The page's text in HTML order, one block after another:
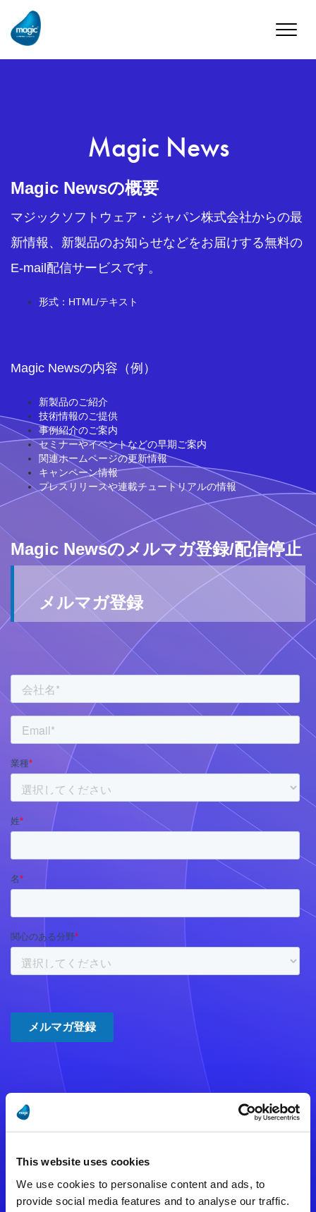
This website uses cookies
We use cookies to personalise content and ads, to
provide social media features and to analyse our traffic.
Toggle
Magic News
Magic Newsの概要
マジックソフトウェア・ジャパン株式会社からの最
新情報、新製品のお知らせなどをお届けする無料の
E-mail配信サービスです。
形式：HTML/テキスト
Magic Newsの内容（例）
新製品のご紹介
技術情報のご提供
事例紹介のご案内
セミナーやイベントなどの早期ご案内
関連ホームページの更新情報
キャンペーン情報
プレスリリースや連載チュートリアルの情報
Magic Newsのメルマガ登録/配信停止
メルマガ登録
注意事項
ある可能性があります。